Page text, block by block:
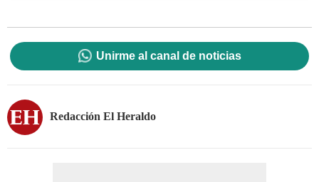
Unirme al canal de noticias
Redacción El Heraldo